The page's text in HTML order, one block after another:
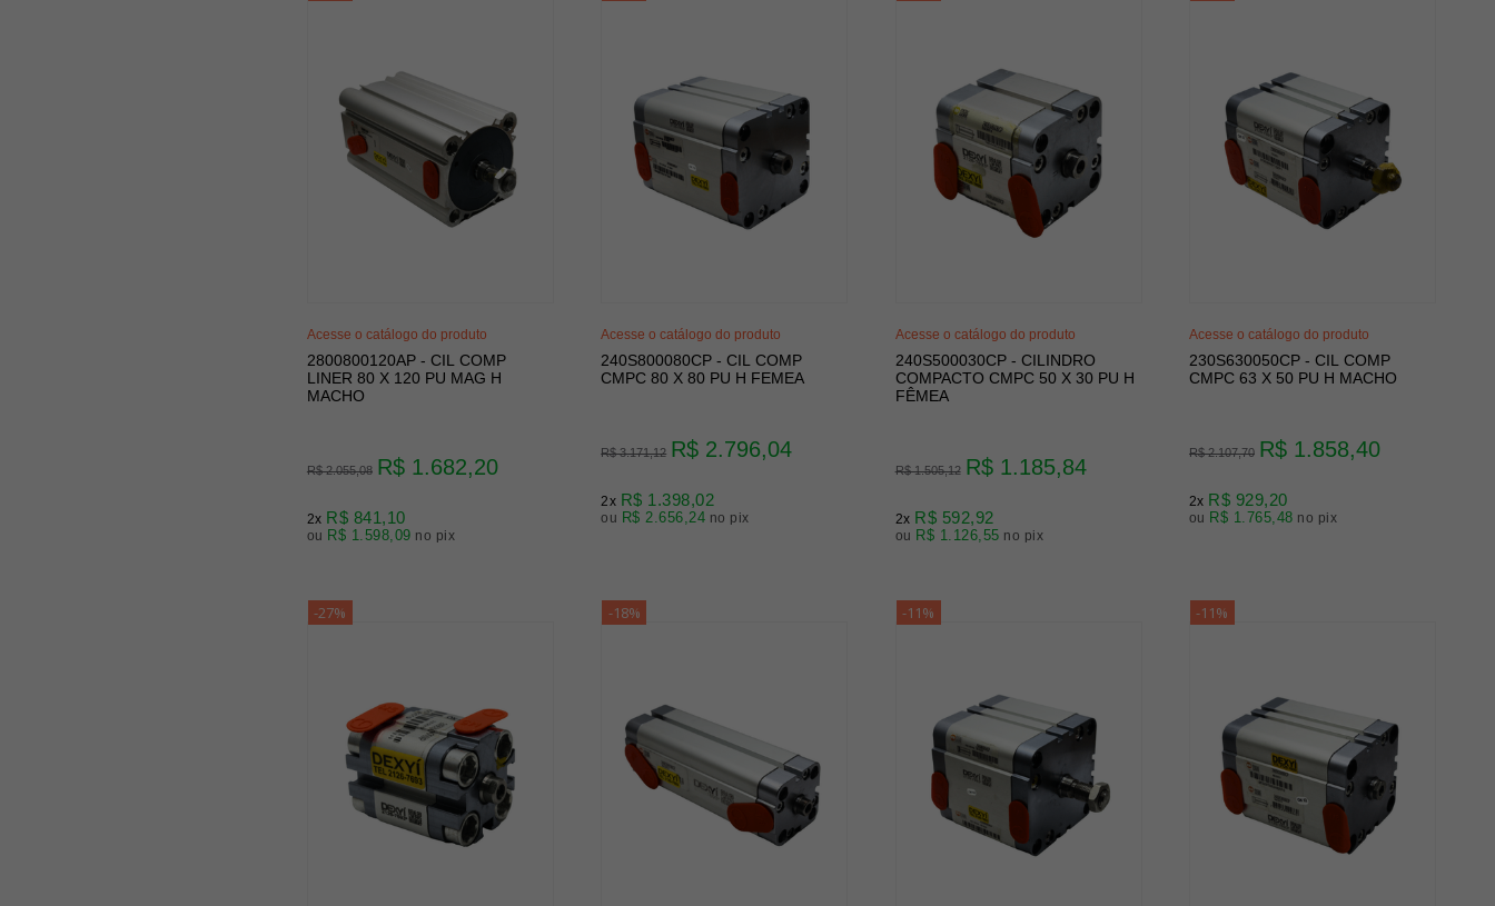
Acesse o catálogo do produto
2800800120AP - CIL COMP
LINER 80 X 120 PU MAG H
MACHO
R$ 2.055,08 R$ 1.682,20
2x R$ 841,10
ou R$ 1.598,09 no pix
Acesse o catálogo do produto
240S800080CP - CIL COMP
CMPC 80 X 80 PU H FEMEA
R$ 3.171,12 R$ 2.796,04
2x R$ 1.398,02
ou R$ 2.656,24 no pix
Acesse o catálogo do produto
240S500030CP - CILINDRO
COMPACTO CMPC 50 X 30 PU H
FÊMEA
R$ 1.505,12 R$ 1.185,84
2x R$ 592,92
ou R$ 1.126,55 no pix
Acesse o catálogo do produto
230S630050CP - CIL COMP
CMPC 63 X 50 PU H MACHO
R$ 2.107,70 R$ 1.858,40
2x R$ 929,20
ou R$ 1.765,48 no pix
-27% -18% -11% -11%